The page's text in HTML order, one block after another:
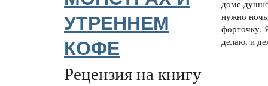
УТРЕННЕМ
КОФЕ
Рецензия на книгу
доме
нужно
форточку.
делаю, и